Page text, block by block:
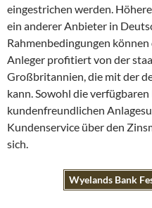
eingestrichen werden.
ein anderer Anbieter in
Rahmenbedingungen
Anleger profitiert von der
Großbritannien, die mit der
kann. Sowohl die
kundenfreundlichen
Kundenservice über den
sich.
Wyelands Bank